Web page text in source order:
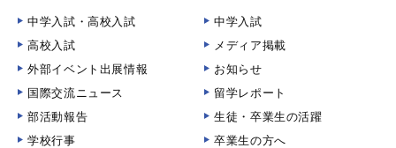
中学入試・高校入試
中学入試
高校入試
メディア掲載
外部イベント出展情報
お知らせ
国際交流ニュース
留学レポート
部活動報告
生徒・卒業生の活躍
学校行事
卒業生の方へ